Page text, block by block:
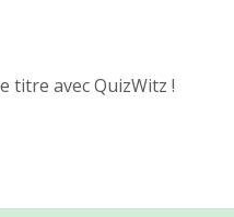
titre avec QuizWitz !